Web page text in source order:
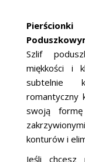
Szlif
miękkości i
subtelnie
romantyczny
swoją
konturów i
Jeśli chcesz